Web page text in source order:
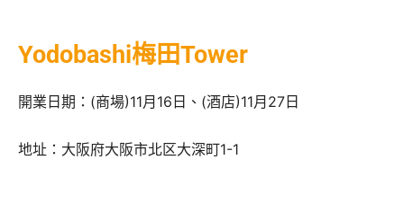
Yodobashi梅田Tower
開業日期：(商場)11月16日、(酒店)11月27日
地址：大阪府大阪市北区大深町1-1